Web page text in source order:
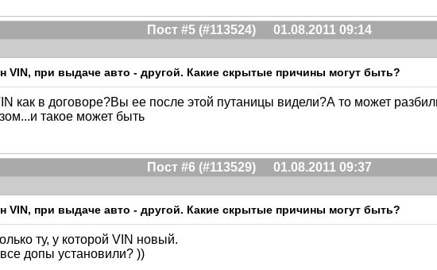
Пост #5 (#113524)
01.08.2011 09:14
VIN, при выдаче авто - другой. Какие скрытые причины могут быть?
как в договоре?Вы ее после этой путаницы видели?А то может
такое может быть
Пост #6 (#113529)
01.08.2011 09:37
VIN, при выдаче авто - другой. Какие скрытые причины могут быть?
ту, у которой VIN новый.
допы установили? ))